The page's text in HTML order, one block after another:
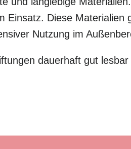
Einsatz. Diese Materialien
Nutzung im
dauerhaft gut